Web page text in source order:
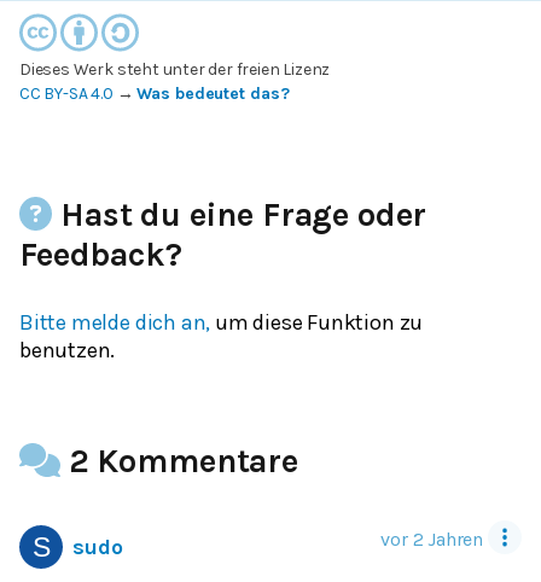
Dieses Werk steht unter der freien Lizenz
CC BY-SA 4.0 →Was bedeutet das?
Hast du eine Frage oder
Feedback?
Bitte melde dich an, um diese Funktion zu
benutzen.
2 Kommentare
sudo vor 2 Jahren